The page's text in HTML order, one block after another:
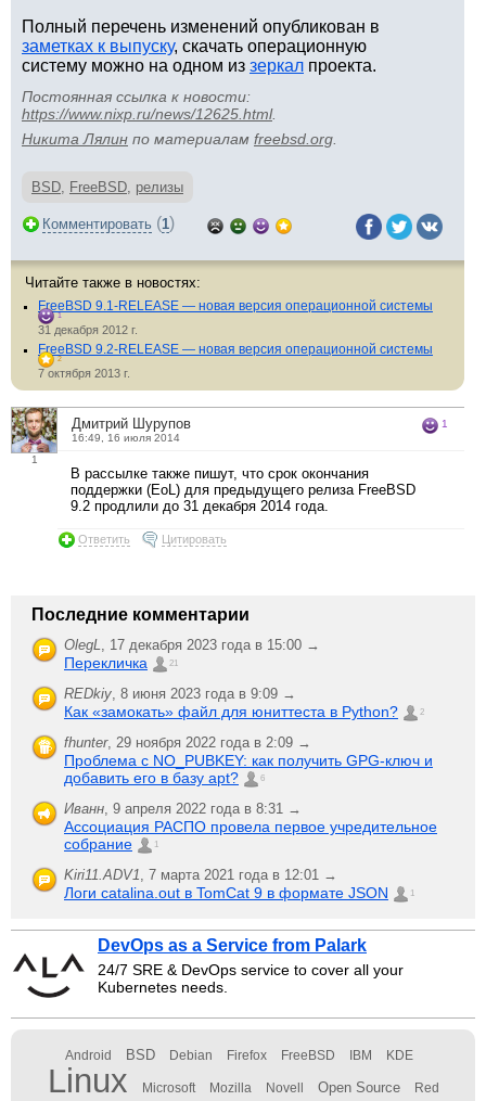
Полный перечень изменений опубликован в
заметках к выпуску, скачать операционную
систему можно на одном из зеркал проекта.
Постоянная ссылка к новости:
https://www.nixp.ru/news/12625.html.
Никита Лялин по материалам freebsd.org
BSD, FreeBSD, релизы
Комментировать (1)
Читайте также в новостях:
FreeBSD 9.1-RELEASE — новая версия операционной системы
1
31 декабря 2012 г.
FreeBSD 9.2-RELEASE — новая версия операционной системы
2
7 октября 2013 г.
1
Дмитрий Шурупов
16:49, 16 июля 2014
1
В рассылке также пишут, что срок окончания
поддержки (EoL) для предыдущего релиза FreeBSD
9.2 продлили до 31 декабря 2014 года.
Ответить Цитировать
Последние комментарии
OlegL 17 декабря 2023 года в 15:00 →
Перекличка 21
REDkiy 8 июня 2023 года в 9:09 →
Как «замокать» файл для юниттеста в Python? 2
fhunter, 29 ноября 2022 года в 2:09 →
Проблема с NO_PUBKEY: как получить GPG-ключ и
добавить его в базу apt?
6
Иванн 9 апреля 2022 года в 8:31 →
Ассоциация РАСПО провела первое учредительное
собрание
1
Kiri11.ADV1 7 марта 2021 года в 12:01 →
Логи catalina.out в TomCat 9 в формате JSON 1
DevOps as a Service from Palark
24/7 SRE & DevOps service to cover all your
Kubernetes needs.
Android BSD Debian Firefox FreeBSD IBM KDE
Linux Microsoft Mozilla Novell Open Source Red